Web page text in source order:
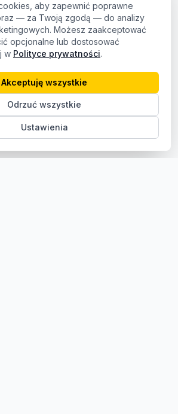
aby zapewnić poprawne
— za Twoją zgodą — do analizy
Możesz zaakceptować
opcjonalne lub dostosować
w Polityce prywatności.
Ustawienia
Odrzuć wszystkie
Akceptuję wszystkie